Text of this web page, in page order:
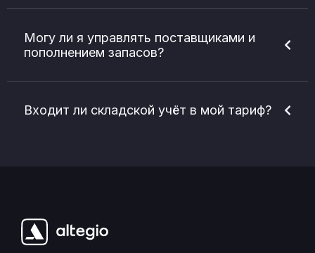
Могу ли я управлять поставщиками и
пополнением запасов?
Входит ли складской учёт в мой тариф?